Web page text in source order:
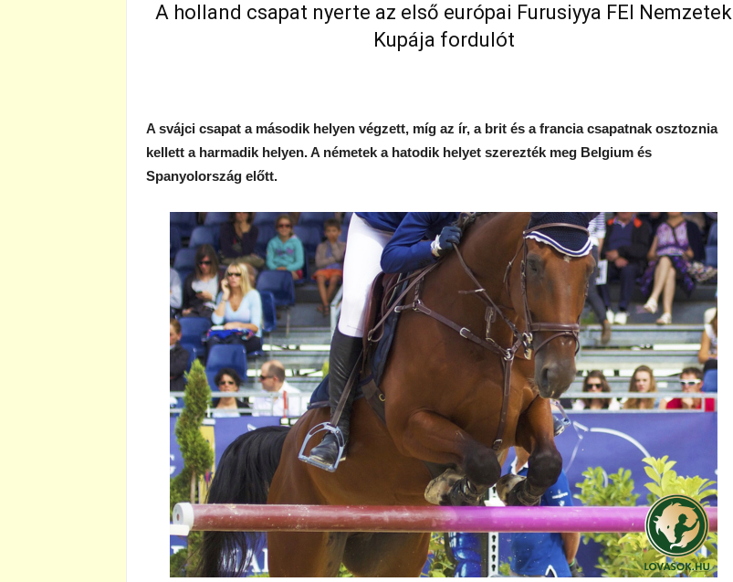
A holland csapat nyerte az első európai Furusiyya FEI Nemzetek
Kupája fordulót
A svájci csapat a második helyen végzett, míg az ír, a brit és a francia csapatnak osztoznia
kellett a harmadik helyen. A németek a hatodik helyet szerezték meg Belgium és
Spanyolország előtt.